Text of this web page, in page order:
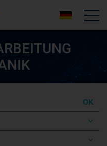
OK